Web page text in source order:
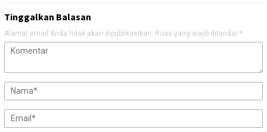
Tinggalkan Balasan
Alamat email Anda tidak akan dipublikasikan. Ruas yang wajib ditandai *